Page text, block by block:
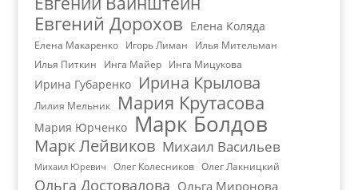
Евгений Дорохов Елена Коляда
Елена Макаренко Игорь Лиман
Илья Мительман
Илья Питкин
Инга Майер Инга Мицукова
Ирина Губаренко Ирина Крылова
Лилия Мельник Мария Крутасова
Мария Юрченко Марк Болдов
Марк Лейвиков Михаил Васильев
Михаил Юревич Олег Колесников Олег Лакницкий
Ольга Достовалова Ольга Миронова